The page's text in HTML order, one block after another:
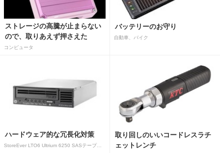
ストレージの高騰が止まらない
ので、取りあえず押さえた
コンピュータ
バッテリーのお守り
自動車、バイク
ハードウェア的な冗長化対策
StoreEver LTO6 Ultrium 6250 SASテープドライブ(内蔵型)
取り回しのいいコードレスラチ
ェットレンチ